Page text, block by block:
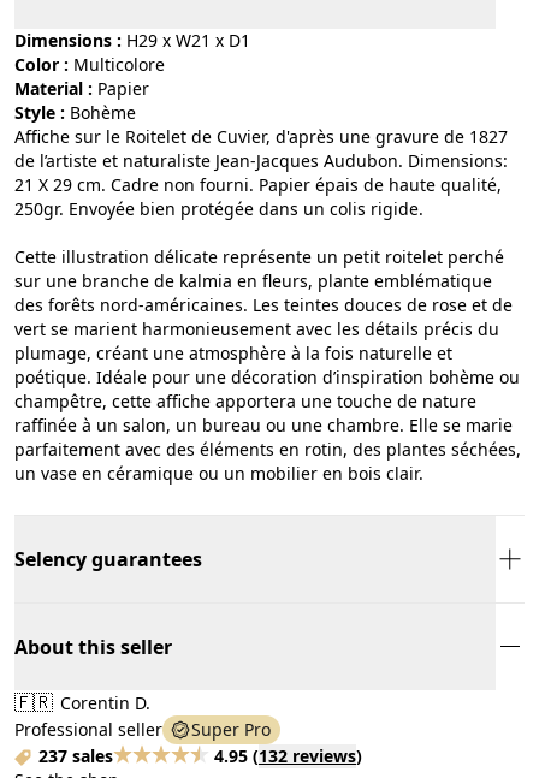
Dimensions : H29 x W21 x D1
Color :
multicolore
Material :
papier
Style :
bohème
Affiche sur le Roitelet de Cuvier, d'après une gravure de 1827
de l’artiste et naturaliste Jean-Jacques Audubon. Dimensions:
21 X 29 cm. Cadre non fourni. Papier épais de haute qualité,
250gr. Envoyée bien protégée dans un colis rigide.
Cette illustration délicate représente un petit roitelet perché
sur une branche de kalmia en fleurs, plante emblématique
des forêts nord-américaines. Les teintes douces de rose et de
vert se marient harmonieusement avec les détails précis du
plumage, créant une atmosphère à la fois naturelle et
poétique. Idéale pour une décoration d’inspiration bohème ou
champêtre, cette affiche apportera une touche de nature
raffinée à un salon, un bureau ou une chambre. Elle se marie
parfaitement avec des éléments en rotin, des plantes séchées,
un vase en céramique ou un mobilier en bois clair.
Selency guarantees
About this seller
🇫🇷 Corentin D.
Professional seller
Super Pro
237 sales
4.95 (132 reviews)